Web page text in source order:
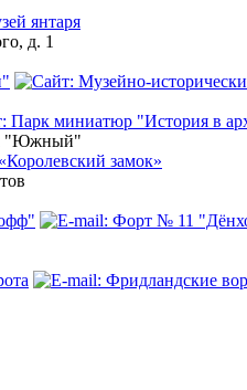
д. 1
"Южный"
замок»